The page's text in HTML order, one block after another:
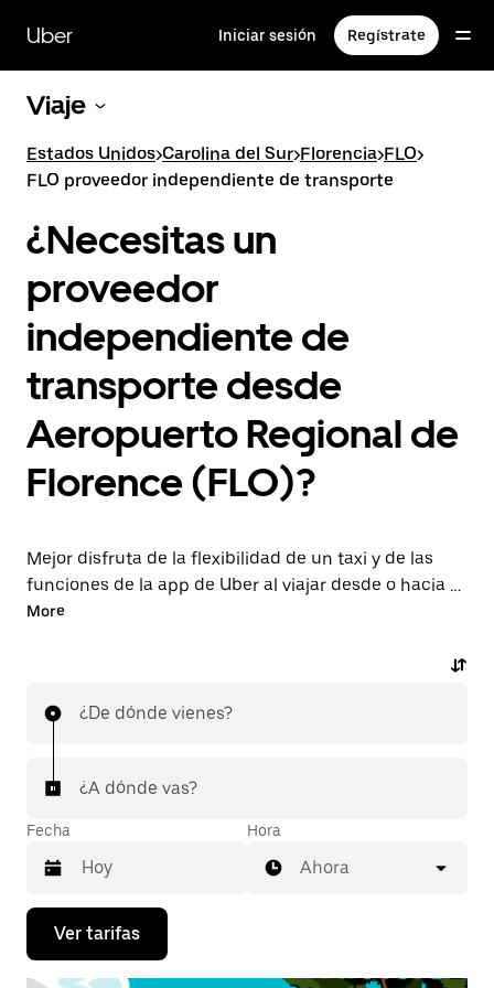
contenido
principal
Uber Iniciar sesión Regístrate
Viaje
Estados Unidos>Carolina del Sur>Florencia>FLO>
FLO proveedor independiente de transporte
¿Necesitas un
proveedor
independiente de
transporte desde
Aeropuerto Regional de
Florence (FLO)?
Mejor disfruta de la flexibilidad de un taxi y de las
funciones de la app de Uber al viajar desde o hacia el
aeropuerto FLO. Solicita viajes de última hora a
sencilla.
More
¿De dónde vienes?
¿A dónde vas?
Fecha
Presiona
flecha
hacia
Hora
Ahora
Ver tarifas